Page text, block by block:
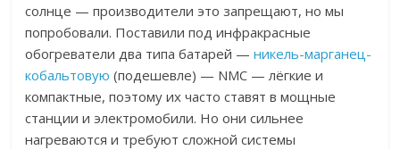
солнце — производители это запрещают, но мы
попробовали. Поставили под инфракрасные
обогреватели два типа батарей —никель-марганец-
кобальтовую (подешевле) — NMC — лёгкие и
компактные, поэтому их часто ставят в мощные
станции и электромобили. Но они сильнее
нагреваются и требуют сложной системы